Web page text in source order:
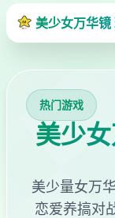
美少女万华
热门游戏
美少
美少量女万
恋爱养搞对